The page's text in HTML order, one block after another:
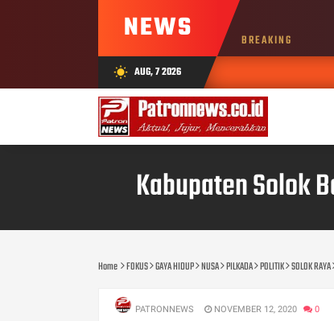
NEWS BREAKING
wb_sunny AUG, 7 2026
Kabupaten Solok
Home FOKUS GAYA HIDUP NUSA PILKADA POLITIK SOLOK RAYA
PATRONNEWS NOVEMBER 12, 2020 0